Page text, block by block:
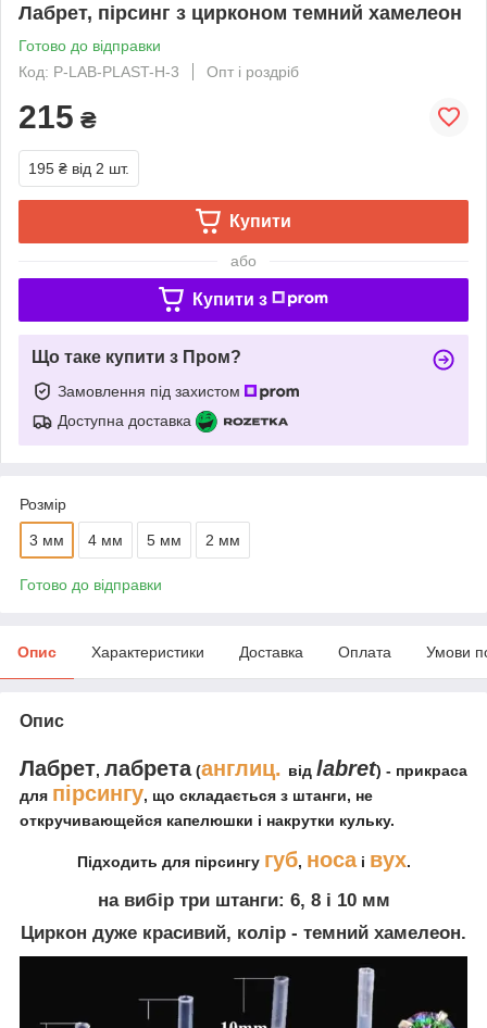
Лабрет, пірсинг з цирконом темний хамелеон
Готово до відправки
Код: P-LAB-PLAST-H-3
Опт і роздріб
215 ₴
195 ₴ від 2 шт.
Купити
або
Купити з
Що таке купити з Пром?
Замовлення під захистом
Доступна доставка
Розмір
3 мм 4 мм 5 мм 2 мм
Готово до відправки
Опис Характеристики Доставка Оплата Умови
Опис
Лабрет, лабрета(англиц. від labret) - прикраса
для пірсингу, що складається з штанги, не
откручивающейся капелюшки і накрутки кульку.
Підходить для пірсингу губ, носаі вух.
на вибір три штанги: 6, 8 і 10 мм
Циркон дуже красивий, колір - темний хамелеон.